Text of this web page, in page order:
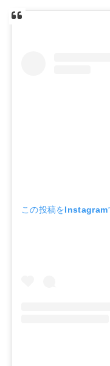
この投稿をInstagram